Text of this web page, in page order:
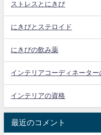
ストレスとにきび
にきびとステロイド
にきびの飲み薬
インテリアコーディネーター
インテリアの資格
最近のコメント